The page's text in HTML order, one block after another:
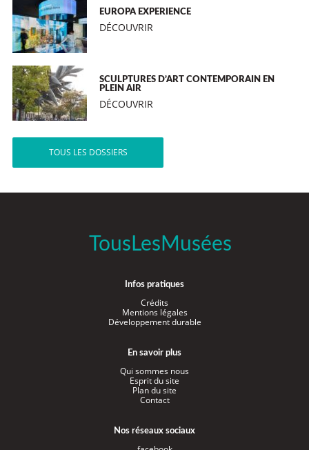
EUROPA EXPERIENCE
DÉCOUVRIR
SCULPTURES D’ART CONTEMPORAIN EN
PLEIN AIR
DÉCOUVRIR
TOUS LES DOSSIERS
TousLesMusées
Infos pratiques
Crédits
Mentions légales
Développement durable
En savoir plus
Qui sommes nous
Esprit du site
Plan du site
Contact
Nos réseaux sociaux